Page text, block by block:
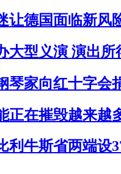
让德国面临新风
大型义演 演出
琴家向红十字会
正在摧毁越来越
利牛斯省两端设